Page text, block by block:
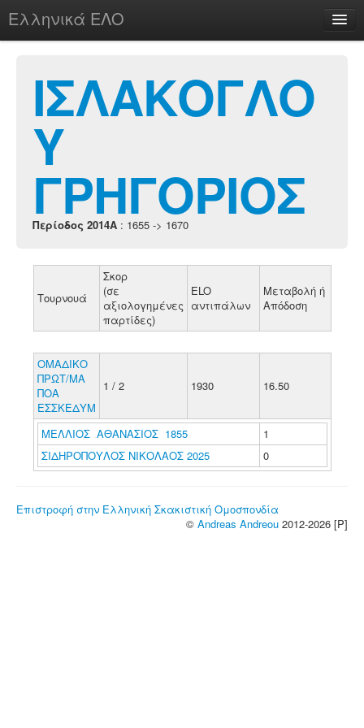
Ελληνικά ΕΛΟ
chesstu.be @ discord
ΙΣΛΑΚΟΓΛΟ
Υ
ΓΡΗΓΟΡΙΟΣ
Περίοδος 2014A : 1655 -> 1670
Τουρνουά
Σκορ
(σε
αξιολογημένες
παρτίδες)
ELO
αντιπάλων
Μεταβολή ή
Απόδοση
ΟΜΑΔΙΚΟ
ΠΡΩΤ/ΜΑ
ΠΟΑ
ΕΣΣΚΕΔΥΜ
1 / 2 1930 16.50
ΜΕΛΛΙΟΣ ΑΘΑΝΑΣΙΟΣ 1855
1
ΣΙΔΗΡΟΠΟΥΛΟΣ ΝΙΚΟΛΑΟΣ 2025
0
Επιστροφή στην Ελληνική Σκακιστική Ομοσπονδία
© Andreas Andreou 2012-2026 [P]